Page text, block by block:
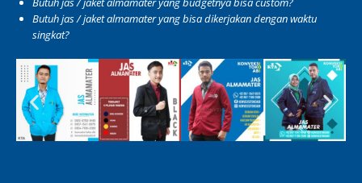
Butuh jas / jaket almamater yang bisa dikerjakan dengan waktu
singkat?